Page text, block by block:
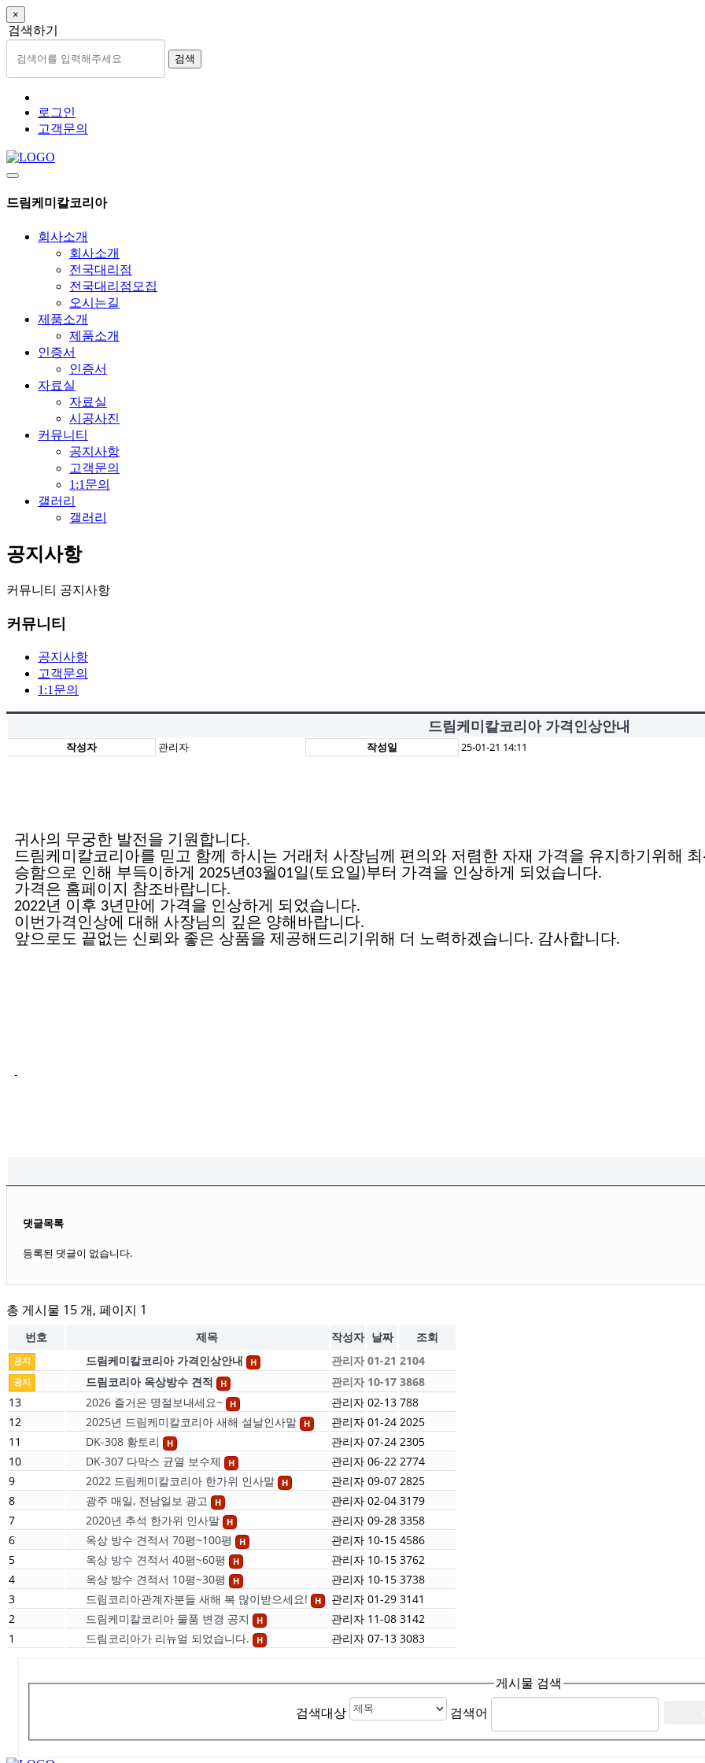
×
검색하기
검색
로그인
고객문의
드림케미칼코리아
회사소개
회사소개
전국대리점
전국대리점모집
오시는길
제품소개
제품소개
인증서
인증서
자료실
자료실
시공사진
커뮤니티
공지사항
고객문의
1:1문의
갤러리
갤러리
공지사항
커뮤니티 공지사항
커뮤니티
공지사항
고객문의
1:1문의
드림케미칼코리아 가격인상안내
작성자 관리자 작성일 25-01-21 14:11
귀사의 무궁한 발전을 기원합니다.
드림케미칼코리아를 믿고 함께 하시는 거래처 사장님께 편의와 저렴한 자재 가격을 유지하기위해
승함으로 인해 부득이하게 2025년03월01일 ( 토요일 )부터 가격을 인상하게 되었습니다.
가격은 홈페이지 참조바랍니다.
2022년 이후 3년만에 가격을 인상하게 되었습니다.
이번가격인상에 대해 사장님의 깊은 양해바랍니다.
앞으로도 끝없는 신뢰와 좋은 상품을 제공해드리기위해 더 노력하겠습니다. 감사합니다.
-
댓글목록
등록된 댓글이 없습니다.
총 게시물 15 개, 페이지 1
번호 제목 작성자 날짜 조회
공지 드림케미칼코리아 가격인상안내 H 관리자 01-21 2104
공지 드림코리아 옥상방수 견적 H 관리자 10-17 3868
13
2026 즐거은 명절보내세요~ H 관리자 02-13 788
12
2025년 드림케미칼코리아 새해 설날인사말 H 관리자 01-24 2025
11
DK-308 황토리 H 관리자 07-24 2305
10
DK-307 다막스 균열 보수제 H 관리자 06-22 2774
9
2022 드림케미칼코리아 한가위 인사말 H 관리자 09-07 2825
8
광주 매일, 전남일보 광고 H 관리자 02-04 3179
7
2020년 추석 한가위 인사말 H 관리자 09-28 3358
6
옥상 방수 견적서 70평~100평 H 관리자 10-15 4586
5
옥상 방수 견적서 40평~60평 H 관리자 10-15 3762
4
옥상 방수 견적서 10평~30평 H 관리자 10-15 3738
3
드림코리아관계자분들 새해 복 많이받으세요! H 관리자 01-29 3141
2
드림케미칼코리아 물품 변경 공지 H 관리자 11-08 3142
1
드림코리아가 리뉴얼 되었습니다. H 관리자 07-13 3083
게시물 검색
검색대상
검색어